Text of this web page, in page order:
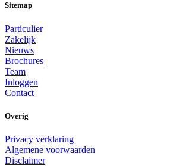
Sitemap
Particulier
Zakelijk
Nieuws
Brochures
Team
Inloggen
Contact
Overig
Privacy verklaring
Algemene voorwaarden
Disclaimer